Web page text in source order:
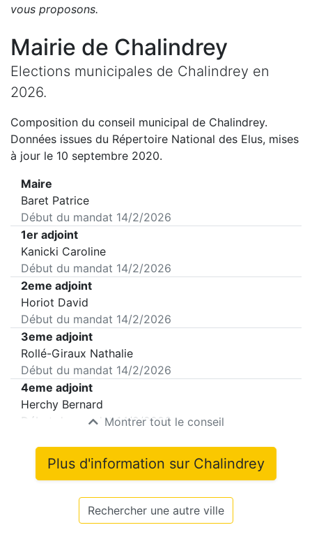
vous proposons.
Mairie de Chalindrey
Elections municipales de Chalindrey en
2026.
Composition du conseil municipal de Chalindrey.
Données issues du Répertoire National des Elus, mises
à jour le 10 septembre 2020.
Maire
Baret Patrice
Début du mandat 14/2/2026
1er adjoint
Kanicki Caroline
Début du mandat 14/2/2026
2eme adjoint
Horiot David
Début du mandat 14/2/2026
3eme adjoint
Rollé-Giraux Nathalie
Début du mandat 14/2/2026
4eme adjoint
Herchy Bernard
Début du mandat14/2/2026
Montrer tout le conseil
Plus d'information sur Chalindrey
Rechercher une autre ville